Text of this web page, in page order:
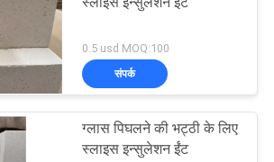
इन्सुलेशन ईंट
0.5 usd MOQ:100
संपर्क
ग्लास पिघलने की भट्ठी के लिए
स्लाइस इन्सुलेशन ईंट